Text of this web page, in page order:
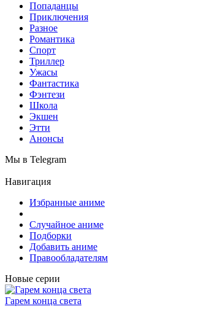
Попаданцы
Приключения
Разное
Романтика
Спорт
Триллер
Ужасы
Фантастика
Фэнтези
Школа
Экшен
Этти
Анонсы
Мы в Telegram
Навигация
Избранные аниме
Случайное аниме
Подборки
Добавить аниме
Правообладателям
Новые серии
Гарем конца света